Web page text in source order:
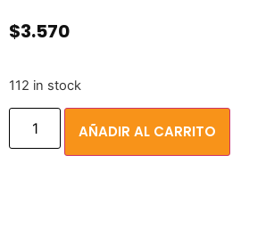
$3.570
112 in stock
AÑADIR AL CARRITO